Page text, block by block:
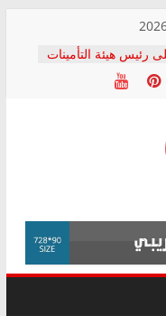
رئيس هيئة التأمينات
الأزمة لا ينهي
ونطالب بكشف
القطاع الصحي إلى
يطلق لجنة “الحق
لرصد الانتهاكات
وانتهاء أعمال
الإنسان يعلن
محمد زهران.. ويؤكد:
المحاكمة العادلة